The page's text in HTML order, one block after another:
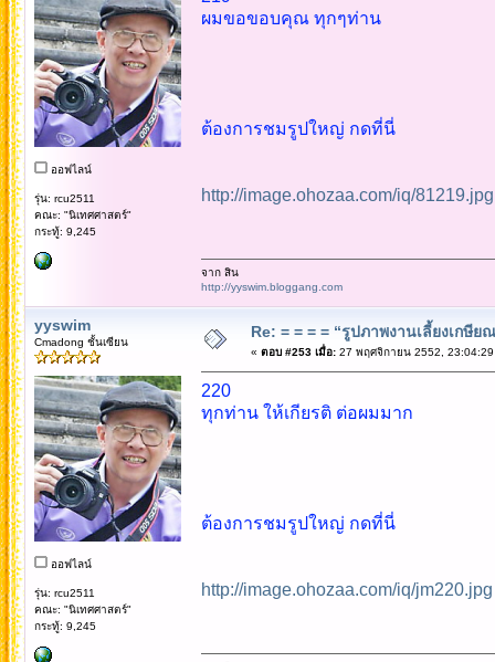
ออฟไลน์
รุ่น: rcu2511
คณะ: "นิเทศศาสตร์"
กระทู้: 9,245
ผมขอขอบคุณ ทุกๆท่าน
ต้องการชมรูปใหญ่ กดที่นี่
http://image.ohozaa.com/iq/81219.jpg
จาก สิน
http://yyswim.bloggang.com
yyswim
Cmadong ชั้นเซียน
ออฟไลน์
รุ่น: rcu2511
คณะ: "นิเทศศาสตร์"
กระทู้: 9,245
Re: = = = = “รูปภาพงานเลี้ยงเกษี
« ตอบ #253 เมื่อ:27 พฤศจิกายน 2552, 23:04:29
220
ทุกท่าน ให้เกียรติ ต่อผมมาก
ต้องการชมรูปใหญ่ กดที่นี่
http://image.ohozaa.com/iq/jm220.jpg